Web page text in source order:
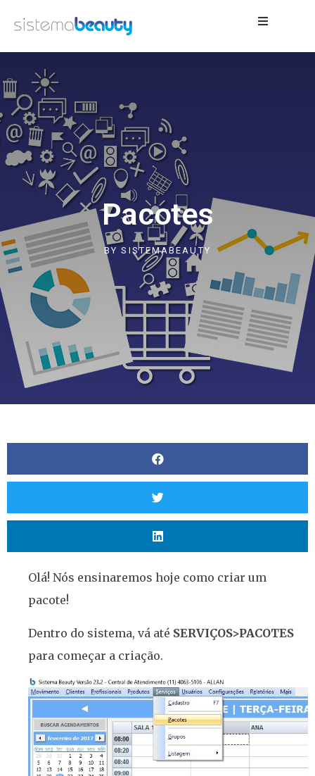
Pacotes
BY SISTEMABEAUTY
Olá! Nós ensinaremos hoje como criar um
pacote!
Dentro do sistema, vá até SERVIÇOS>PACOTES
para começar a criação.